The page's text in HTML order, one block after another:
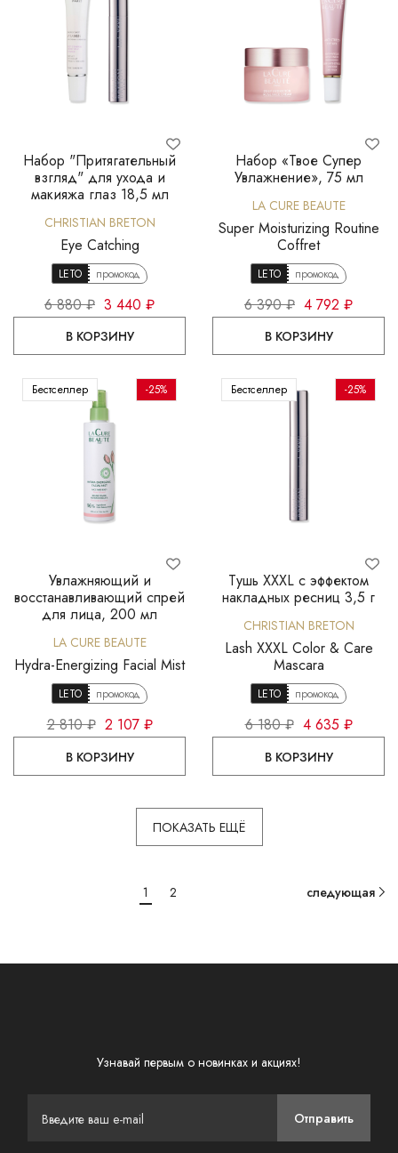
Набор "Притягательный
взгляд" для ухода и
макияжа глаз 18,5 мл
CHRISTIAN BRETON
Eye Catching
LETO промокод
6 880 ₽ 3 440 ₽
В КОРЗИНУ
Набор «Твое Супер
Увлажнение», 75 мл
LA CURE BEAUTE
Super Moisturizing Routine
Coffret
LETO промокод
6 390 ₽ 4 792 ₽
В КОРЗИНУ
Увлажняющий и
восстанавливающий спрей
для лица, 200 мл
LA CURE BEAUTE
Hydra-Energizing Facial Mist
LETO промокод
2 810 ₽ 2 107 ₽
В КОРЗИНУ
Бестселлер -25%
Тушь XXXL с эффектом
накладных ресниц 3,5 г
CHRISTIAN BRETON
Lash XXXL Color & Care
Mascara
LETO промокод
6 180 ₽ 4 635 ₽
В КОРЗИНУ
Бестселлер -25%
ПОКАЗАТЬ ЕЩЁ
1 2 следующая
Узнавай первым о новинках и акциях!
Отправить